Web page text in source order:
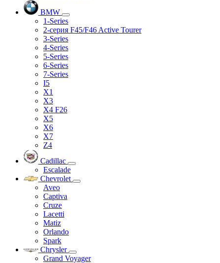
BMW
1-Series
2-серия F45/F46 Active Tourer
3-Series
4-Series
5-Series
6-Series
7-Series
I5
X1
X3
X4 F26
X5
X6
X7
Z4
Cadillac
Escalade
Chevrolet
Aveo
Captiva
Cruze
Lacetti
Matiz
Orlando
Spark
Chrysler
Grand Voyager